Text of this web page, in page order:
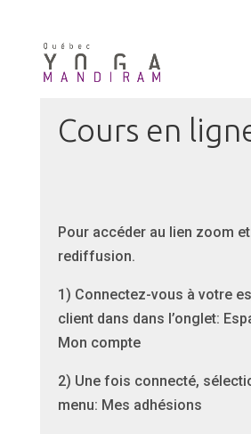
Cours en
Pour accéder au lien zoom
rediffusion.
1) Connectez-vous à votre
client dans dans l’onglet:
Mon compte
2) Une fois connecté,
menu: Mes adhésions